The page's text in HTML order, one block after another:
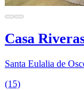
Casa
Santa Eulalia de
(15)